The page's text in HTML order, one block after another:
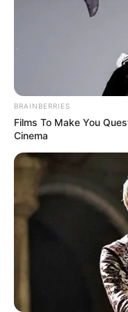
A grande ironia é que,
porque a nossa
deprimente ciclo vicioso,
ganham engajamento
massacram pessoas
mais doente, tortura
sem pensar que
cultura, antes que o dano
VEJA TAMBÉM:
Pai cria sistema para
Prevenção: Coçar os
Mulher encontra
+O que (não) comer
BRAINBERRIES
Films To Make You
Cinema